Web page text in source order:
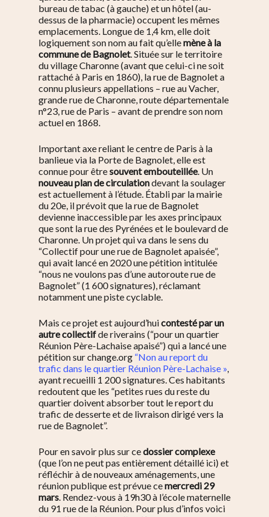
bureau de tabac (à gauche) et un hôtel (au-
dessus de la pharmacie) occupent les mêmes
emplacements. Longue de 1,4 km, elle doit
logiquement son nom au fait qu’ellemène à la
commune de Bagnolet. Située sur le territoire
du village Charonne (avant que celui-ci ne soit
rattaché à Paris en 1860), la rue de Bagnolet a
connu plusieurs appellations – rue au Vacher,
grande rue de Charonne,route départementale
n°23, rue de Paris – avant de prendre son nom
actuel en 1868.
Important axe reliant le centre de Paris à la
banlieue via la Porte de Bagnolet, elle est
connue pour êtresouvent embouteillée. Un
nouveau plan de circulationdevant la soulager
est actuellement à l’étude. Établi par la mairie
du 20e, il prévoit que larue de Bagnolet
devienne inaccessible par les axes principaux
que sont la rue des Pyrénées et le boulevard de
Charonne. Un projet qui va dans le sens du
“Collectif pour une rue de Bagnolet apaisée”,
qui avait lancé en 2020 une pétition intitulée
“nous ne voulons pas d’une autoroute rue de
Bagnolet” (1 600 signatures), réclamant
notamment une piste cyclable.
Mais ce projet est aujourd’huicontesté par un
autre collectifde riverains (“pour un quartier
Réunion Père-Lachaise apaisé”)qui a lancé une
pétition sur change.org “Non au report du
trafic dans le quartier Réunion Père-Lachaise »,
ayant recueilli 1 200 signatures. Ces habitants
redoutent que les “petites rues du reste du
quartier doivent absorber tout le report du
trafic de desserte et de livraison dirigé vers la
rue de Bagnolet”.
Pour en savoir plus sur cedossier complexe
(que l’on ne peut pas entièrement détaillé ici) et
réfléchir à de nouveaux aménagements, une
réunion publique est prévue cemercredi 29
mars. Rendez-vous à 19h30 à l’école maternelle
du 91 rue de la Réunion. Pour plus d’infos voici
S’informer
Au quotidien
Commerces
Se régaler
Bars et cafés
Se bouger